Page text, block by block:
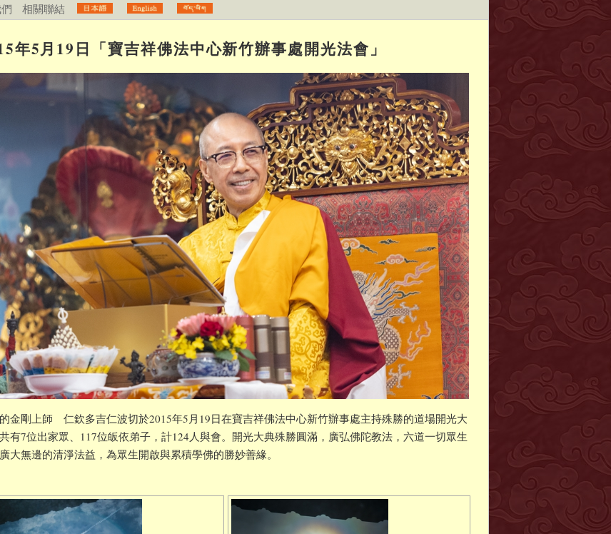
相關聯結
年5月19日「寶吉祥佛法中心新竹辦事處開光法會」
金剛上師 仁欽多吉仁波切於2015年5月19日在寶吉祥佛法中心新竹辦事處主持殊勝的道場開光大
有7位出家眾、117位皈依弟子，計124人與會。開光大典殊勝圓滿，廣弘佛陀教法，六道一切眾生
大無邊的清淨法益，為眾生開啟與累積學佛的勝妙善緣。